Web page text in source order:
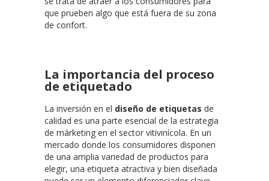
que prueben algo que está fuera de su zona
de confort.
La importancia del proceso
de etiquetado
La inversión en el diseño de etiquetas de
calidad es una parte esencial de la estrategia
de márketing en el sector vitivinícola. En un
mercado donde los consumidores disponen
de una amplia variedad de productos para
elegir, una etiqueta atractiva y bien diseñada